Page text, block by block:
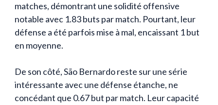
matches, démontrant une solidité offensive
notable avec 1.83 buts par match. Pourtant, leur
défense a été parfois mise à mal, encaissant 1 but
en moyenne.
De son côté, São Bernardo reste sur une série
intéressante avec une défense étanche, ne
concédant que 0.67 but par match. Leur capacité